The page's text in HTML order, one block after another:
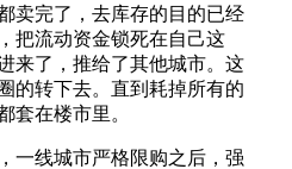
卖完了，去库存的目的已经
把流动资金锁死在自己这
来了，推给了其他城市。这
的转下去。直到耗掉所有的
套在楼市里。
一线城市严格限购之后，强